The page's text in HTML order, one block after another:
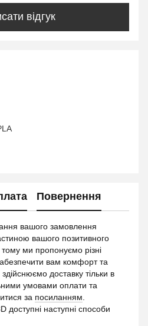
відгук
Повернення
вашого замовлення
вашого позитивного
ми пропонуємо різні
вам комфорт та
доставку тільки в
умовами оплати та
за посиланням
доступні наступні способи